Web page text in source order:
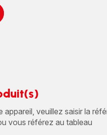
veuillez saisir la
vous référez au tableau